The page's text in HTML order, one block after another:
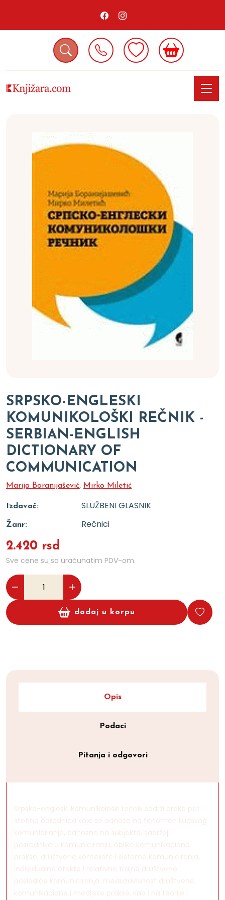
SRPSKO-ENGLESKI
KOMUNIKOLOŠKI REČNIK -
SERBIAN-ENGLISH
DICTIONARY OF
COMMUNICATION
Marija Boranijašević, Mirko Miletić
Izdavač: SLUŽBENI GLASNIK
Žanr: Rečnici
2.420 rsd
Sve cene su sa uračunatim PDV-om.
dodaj u korpu
Opis
Podaci
Pitanja i odgovori
Srpsko-engleski komunikološki rečnik sadrži preko pet
stotina odrednica koje se odnose na fenomen ljudskog
komuniciranja, odnosno na subjekte, sadržaj i
posrednike u komuniciranju, oblike komunikacione
prakse, društvene kontekste i sisteme komuniciranja,
individualne efekte i relativno trajne društvene
posledice komuniciranja, međuzavisnost društvene,
komunikacione i medijske prakse, kao i na teorije i